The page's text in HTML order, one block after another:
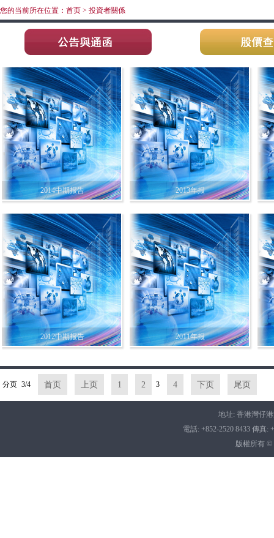
您的当前所在位置：首页 > 投資者關係
2014中期报告 2013年报
2012中期报告 2011年报
分页 3/4 首页 上页 1 2 3 4 下页 尾页
地址: 香港灣仔
電話: +852-2520 8433 傳真:
版權所有 ©